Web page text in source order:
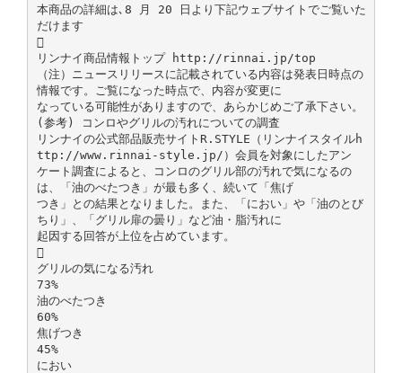
本商品の詳細は､8 月 20 日より下記ウェブサイトでご覧いた
だけます

リンナイ商品情報トップ http://rinnai.jp/top
（注）ニュースリリースに記載されている内容は発表日時点の
情報です。ご覧になった時点で、内容が変更に
なっている可能性がありますので、あらかじめご了承下さい。
(参考) コンロやグリルの汚れについての調査
リンナイの公式部品販売サイトR.STYLE（リンナイスタイルh
ttp://www.rinnai-style.jp/）会員を対象にしたアン
ケート調査によると、コンロのグリル部の汚れで気になるの
は、「油のべたつき」が最も多く、続いて「焦げ
つき」との結果となりました。また、「におい」や「油のとび
ちり」、「グリル扉の曇り」など油・脂汚れに
起因する回答が上位を占めています。

グリルの気になる汚れ
73%
油のべたつき
60%
焦げつき
45%
におい